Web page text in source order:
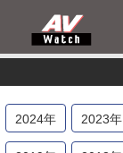
2024年 2023年